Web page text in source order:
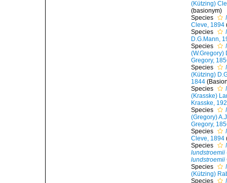
(Kützing)
(basionym)
Species
Cleve, 1894
Species
D.G.Mann,
Species
(W.Gregory)
Gregory,
Species
(Kützing)
1844
Species
(Krasske)
Krasske,
Species
(Gregory)
Gregory,
Species
Cleve, 1894
Species
lundstroemii
lundstroemii
Species
(Kützing)
Species